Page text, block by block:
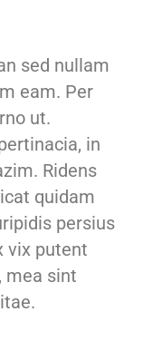
sed nullam
eam. Per
ut.
in
Ridens
quidam
persius
vix putent
mea sint